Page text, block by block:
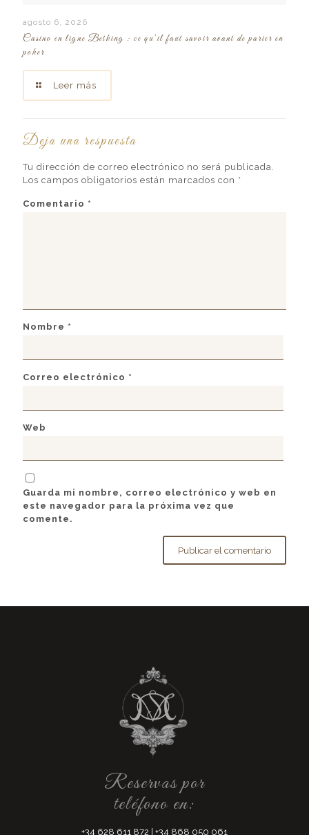
agosto 6, 2026
Casino en ligne Betking : ce qu’il faut savoir avant de parier en
poker
Leer más
Deja una respuesta
Tu dirección de correo electrónico no será publicada.
Los campos obligatorios están marcados con *
Comentario *
Nombre *
Correo electrónico *
Web
Guarda mi nombre, correo electrónico y web en
este navegador para la próxima vez que
comente.
Reservas por
teléfono en:
+34 628 611 872 +34 868 050 061